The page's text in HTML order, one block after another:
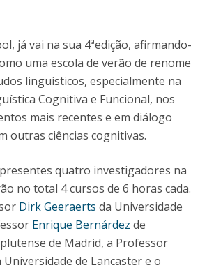
já vai na sua 4ªedição, afirmando-
uma escola de verão de renome
linguísticos, especialmente na
Cognitiva e Funcional, nos
mais recentes e em diálogo
outras ciências cognitivas.
quatro investigadores na
no total 4 cursos de 6 horas cada.
Dirk Geeraerts da Universidade
Enrique Bernárdez de
de Madrid, a Professor
Universidade de Lancaster e o